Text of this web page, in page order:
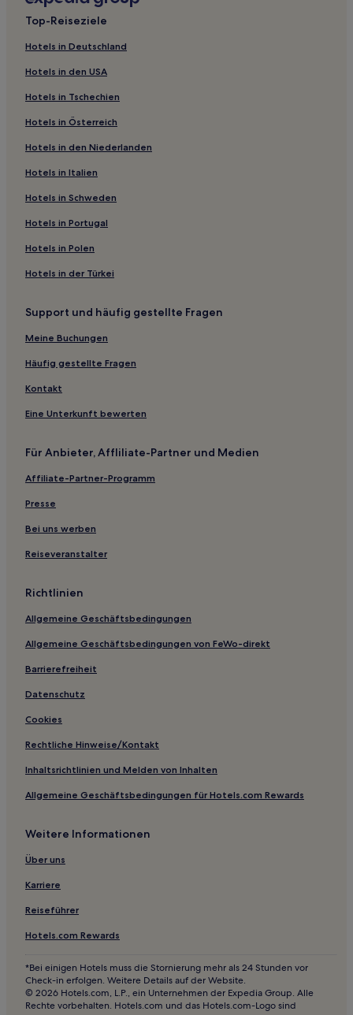
Hotels nahe Management Centre Europe
Ixelles: Hotels
Hotels nahe Hauptstadthäuser des Architekten Victor
Horta
Hotels nahe Rue Faider 83
Hotels nahe Étangs d'Ixelles
Hotels nahe Kindermuseum
Matongé: Hotels
Hotels nahe St. Bonifatius
Hotels nahe Museum für Phantastische Künste
Hotels nahe Rue du Lac 6
Hotels mit Parkplatz in Schaerbeek
Familien in Sainte-Catherine
Lgbtqia-Freundliche in Brüssel
Günstige nahe Rue des Bouchèrs
Luxus in Ixelles
Top-Reiseziele
Hotels in Deutschland
Hotels in den USA
Hotels in Tschechien
Hotels in Österreich
Hotels in den Niederlanden
Hotels in Italien
Hotels in Schweden
Hotels in Portugal
Hotels in Polen
Hotels in der Türkei
Support und häufig gestellte Fragen
Meine Buchungen
Häufig gestellte Fragen
Kontakt
Eine Unterkunft bewerten
Für Anbieter, Affliliate-Partner und Medien
Affiliate-Partner-Programm
Presse
Bei uns werben
Reiseveranstalter
Richtlinien
Allgemeine Geschäftsbedingungen
Allgemeine Geschäftsbedingungen von FeWo-direkt
Barrierefreiheit
Datenschutz
Cookies
Rechtliche Hinweise/Kontakt
Inhaltsrichtlinien und Melden von Inhalten
Allgemeine Geschäftsbedingungen für Hotels.com Rewards
Weitere Informationen
Über uns
Karriere
Reiseführer
Hotels.com Rewards
*Bei einigen Hotels muss die Stornierung mehr als 24 Stunden vor
Check-in erfolgen. Weitere Details auf der Website.
© 2026 Hotels.com, L.P., ein Unternehmen der Expedia Group. Alle
Rechte vorbehalten. Hotels.com und das Hotels.com-Logo sind